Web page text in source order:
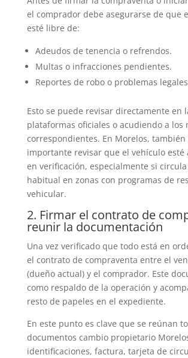
el comprador debe asegurarse de que
esté libre de:
Adeudos de tenencia o refrendos.
Multas o infracciones pendientes.
Reportes de robo o problemas
Esto se puede revisar directamente en
plataformas oficiales o acudiendo a los
correspondientes. En Morelos, también
importante revisar que el vehículo esté
en verificación, especialmente si
habitual en zonas con programas de
vehicular.
2. Firmar el contrato de
reunir la documentación
Una vez verificado que todo está en
el contrato de compraventa entre el
(dueño actual) y el comprador. Este
como respaldo de la operación y
resto de papeles en el expediente.
En este punto es clave que se reúnan
documentos cambio propietario
identificaciones, factura, tarjeta de